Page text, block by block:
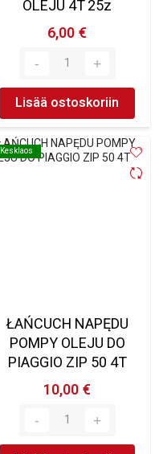
OLEJU 4T 25z
6,00 €
Lisää ostoskoriin
Kesklaos
Kesklaos
ŁAŃCUCH NAPĘDU
POMPY OLEJU DO
PIAGGIO ZIP 50 4T
10,00 €